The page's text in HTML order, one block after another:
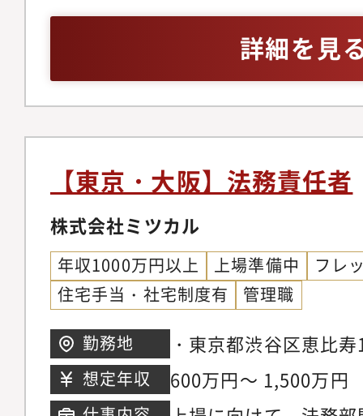
て、事業判断を支援
長に伴い、今後は法
が見込まれます。そ
門全体をリードして
まらず、機関法務、
アンス、情報セキュ
近いテーマにも関与
「守りの機能」では
経営機能の一つとし
長とともに自身の役
歓迎します。
としたビジネスへの
うした変化の中で法
領域など、変化の大
業部門と並走しなが
割を担っています。
法的な正しさだけに
事業の背景や狙いを
を整理し、実現に向
とで、ADKグループ
リーガルの側面から
「全員が、改革者。
と、法務局自身も業
が発生してからの後
ブルを未然に防ぐた
ロー、ルール、チェ
計・導入・運用しま
に、コンプライアン
ブルを未然に防ぐた
し、企画・実行しま
やトラブル対応にと
動向を機に先取りし
たな取り組みができ
います 。2．日常法
化・業界特有の契約
発生する契約審査、
応できる体制を確立
ントの経験詳細を見
【東京・大阪】法務責任者
株式会社ミツカル
年収1000万円以上 上場準備中
フレ
住宅手当・社宅制度有
管理職
勤務地
・東京都渋谷区恵比
ネスタワー【大阪支
大阪市北区梅田2-4-9
想定年収 600万円～ 1,500万円